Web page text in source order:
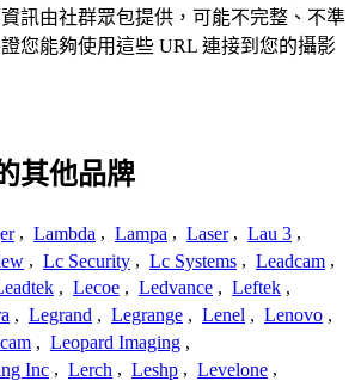
訊由社群眾包提供，可能不完整、不準
您能夠使用這些 URL 連接到您的攝影
其他品牌
, Lambda , Lampa , Laser , Lau 3 ,
, Lc Security , Lc Systems , Leadcam ,
, Lecoe , Ledvance , Leftek ,
, Legrand , Legrange , Lenel , Lenovo ,
, Leopard Imaging ,
Inc , Lerch , Leshp , Levelone ,